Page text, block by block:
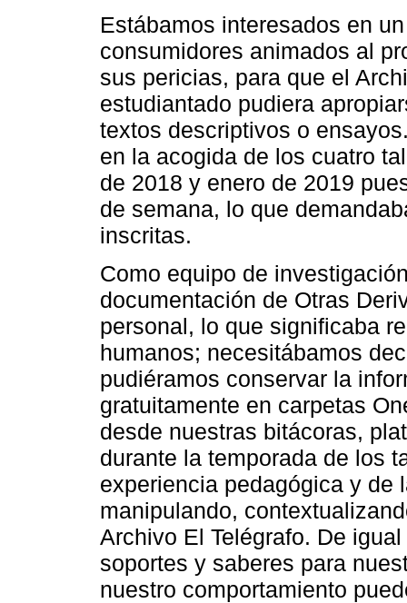
Estábamos interesados en
consumidores animados al
sus pericias, para que el
estudiantado pudiera
textos descriptivos o
en la acogida de los cuatro
de 2018 y enero de 2019
de semana, lo que
inscritas.
Como equipo de
documentación de Otras
personal, lo que significaba
humanos; necesitábamos
pudiéramos conservar la
gratuitamente en carpetas
desde nuestras bitácoras,
durante la temporada de los
experiencia pedagógica y de
manipulando,
Archivo El Telégrafo. De
soportes y saberes para
nuestro comportamiento